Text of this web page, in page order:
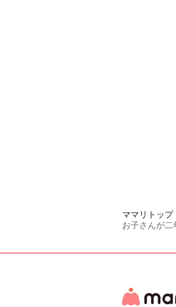
ママリトップ
お子さんが二